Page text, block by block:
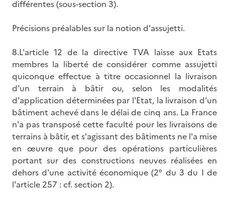
différentes (sous-section 3).
Précisions préalables sur la notion d'assujetti.
8.L'article 12 de la directive TVA laisse aux Etats
membres la liberté de considérer comme assujetti
quiconque effectue à titre occasionnel la livraison
d'un terrain à bâtir ou, selon les modalités
d'application déterminées par l'Etat, la livraison d'un
bâtiment achevé dans le délai de cinq ans. La France
n'a pas transposé cette faculté pour les livraisons de
terrains à bâtir, et s'agissant des bâtiments ne l'a mise
en œuvre que pour des opérations particulières
portant sur des constructions neuves réalisées en
dehors d'une activité économique (2° du 3 du I de
l'article 257 : cf. section 2).